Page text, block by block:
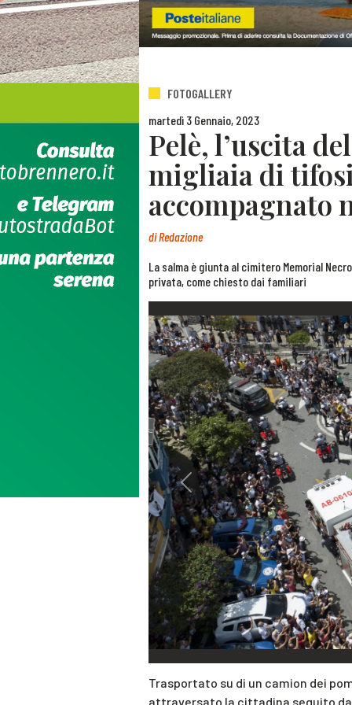
FOTOGALLERY
martedì 3 Gennaio, 2023
Pelè, l’uscita
migliaia di
accompagnato
diRedazione
La salma è giunta al cimitero Memorial
privata, come chiesto dai familiari
Previous
Trasportato su di un camion dei
attraversato la cittadina seguito